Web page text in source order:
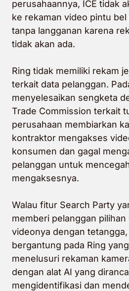
perusahaannya, ICE tidak
ke rekaman video pintu bel
tanpa langganan karena
tidak akan ada.
Ring tidak memiliki rekam
terkait data pelanggan.
menyelesaikan sengketa
Trade Commission terkait
perusahaan membiarkan
kontraktor mengakses
konsumen dan gagal
pelanggan untuk
mengaksesnya.
Walau fitur Search Party
memberi pelanggan
videonya dengan
bergantung pada Ring
menelusuri rekaman
dengan alat AI yang
mengidentifikasi dan